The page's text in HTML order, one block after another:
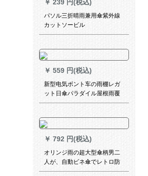
￥ 239 円(税込)
パソル三折晴雨兼用傘紫外線
カットソービル
￥ 559 円(税込)
新型电気ボント车の雨棚レガ
ット日傘パラダイル屋根雨覆
い防风カバーバUV伞アプレッ
前雨カーンテン
￥ 792 円(税込)
オリンジ雨の超大型傘柄男二
人が、自動ビネ傘でレトロ防
風ビレッグ傘は、広告傘の叡